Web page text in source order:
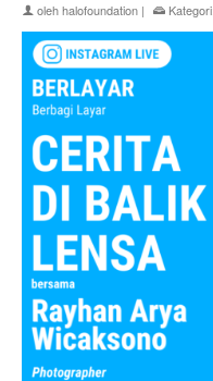
olehhalofoundation | Kategori: